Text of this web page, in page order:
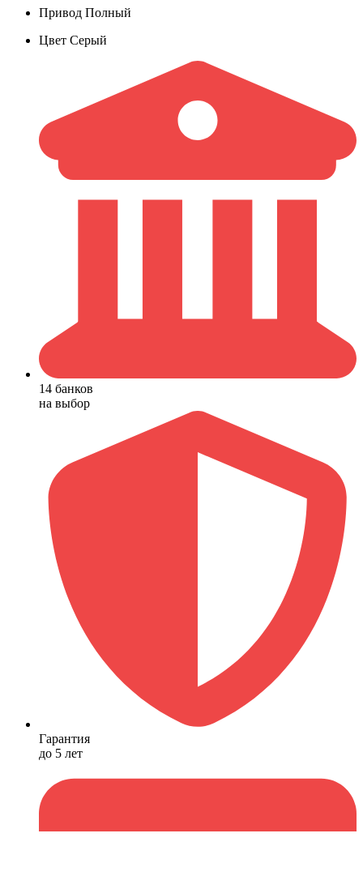
Привод Полный
Цвет Серый
14 банков
на выбор
Гарантия
до 5 лет